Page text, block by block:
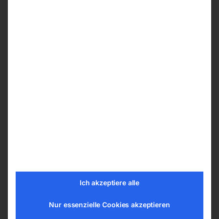
im Zubehör erhältlich
Technische Details
Ich akzeptiere alle
Nur essenzielle Cookies akzeptieren